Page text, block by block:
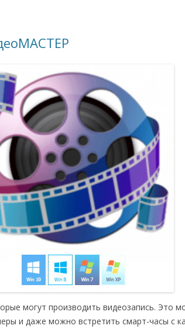
могут производить видеозапись. Это
и даже можно встретить смарт-часы с